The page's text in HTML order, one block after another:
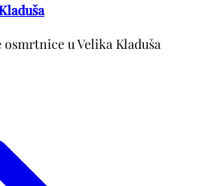
u Velika Kladuša